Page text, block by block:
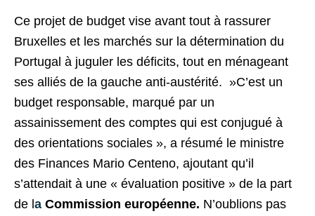
Ce projet de budget vise avant tout à rassurer
Bruxelles et les marchés sur la détermination du
Portugal à juguler les déficits, tout en ménageant
ses alliés de la gauche anti-austérité. »C’est un
budget responsable, marqué par un
assainissement des comptes qui est conjugué à
des orientations sociales », a résumé le ministre
des Finances Mario Centeno, ajoutant qu’il
s’attendait à une « évaluation positive » de la part
de la Commission européenne. N’oublions pas